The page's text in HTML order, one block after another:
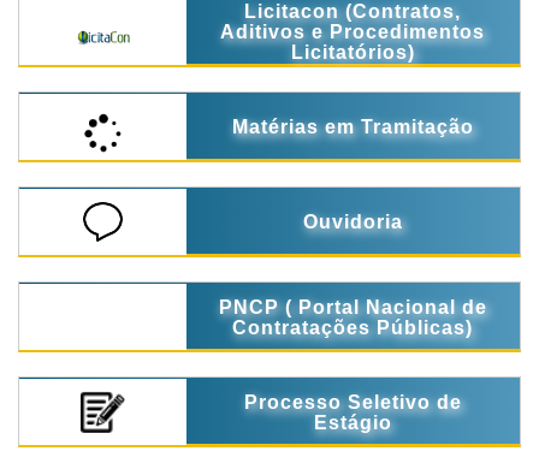
Licitacon (Contratos,
Aditivos e Procedimentos
Licitatórios)
Matérias em Tramitação
Ouvidoria
PNCP ( Portal Nacional de
Contratações Públicas)
Processo Seletivo de
Estágio